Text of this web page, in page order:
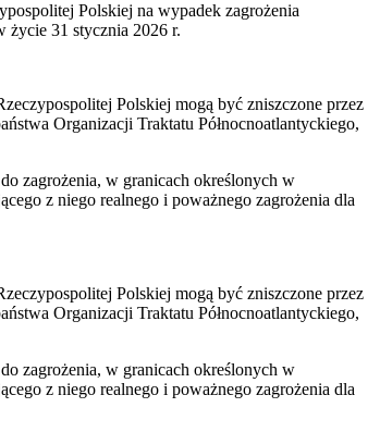
Polskiej na wypadek zagrożenia
życie 31 stycznia 2026 r.
Polskiej mogą być zniszczone przez
Organizacji Traktatu Północnoatlantyckiego,
zagrożenia, w granicach określonych w
z niego realnego i poważnego zagrożenia dla
Polskiej mogą być zniszczone przez
Organizacji Traktatu Północnoatlantyckiego,
zagrożenia, w granicach określonych w
z niego realnego i poważnego zagrożenia dla